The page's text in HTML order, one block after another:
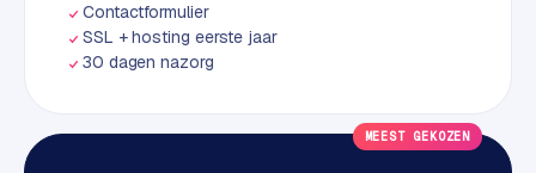
W
o
Contactformulier
SSL + hosting eerste jaar
30 dagen nazorg
MEEST GEKOZEN